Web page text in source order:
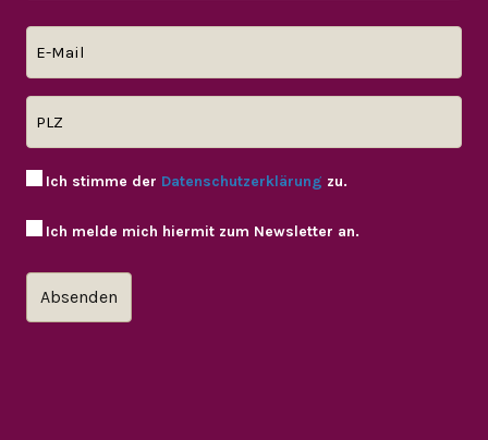
Ich stimme der Datenschutzerklärung zu.
Ich melde mich hiermit zum Newsletter an.